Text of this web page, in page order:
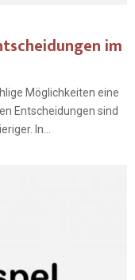
im
Möglichkeiten eine
Entscheidungen sind
In...